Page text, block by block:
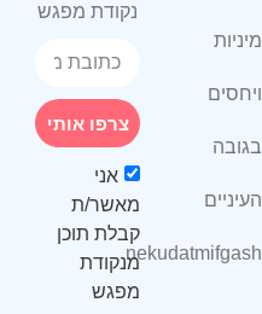
מיניות
ויחסים
בגובה
העיניים
nekudatmifgash
נקודת מפגש
אני
מאשר/ת
קבלת תוכן
מנקודת
מפגש
צרפו אותי